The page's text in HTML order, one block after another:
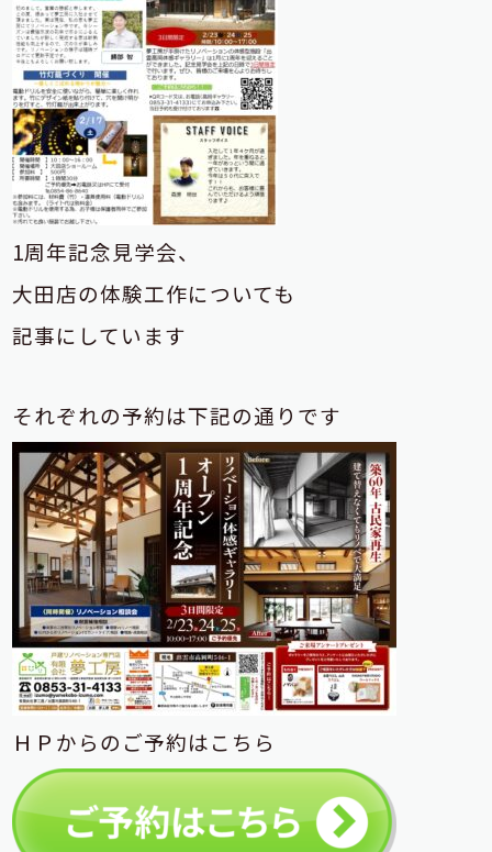
1周年記念見学会、
大田店の体験工作についても
記事にしています
それぞれの予約は下記の通りです
ＨＰからのご予約はこちら